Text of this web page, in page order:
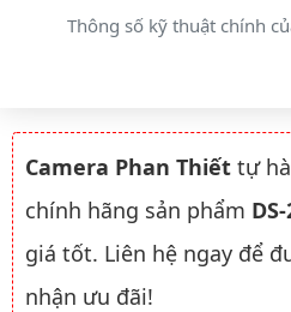
Thông số kỹ thuật chính
Camera Phan Thiết tự
chính hãng sản phẩm
giá tốt. Liên hệ ngay để
nhận ưu đãi!